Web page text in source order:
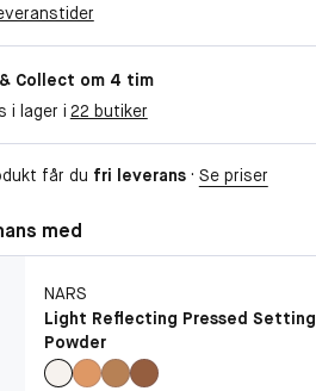
Collect om 4 tim
i lager i 22 butiker
får du fri leverans· Se priser
med
NARS
Light Reflecting Pressed Setting
Powder